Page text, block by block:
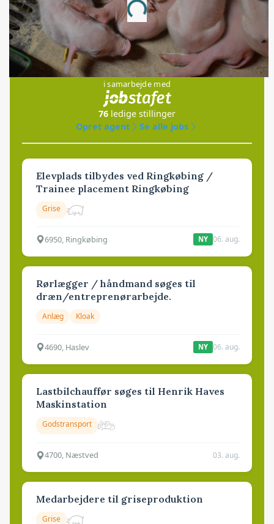
Loading...
Jobs
i samarbejde med
76 ledige stillinger
Opret agent
Se alle jobs
Elevplads tilbydes ved Ringkøbing /
Trainee placement Ringkøbing
Grise
6950, Ringkøbing NY 06. aug.
Rørlægger / håndmand søges til
dræn/entreprenørarbejde.
Anlæg Kloak
4690, Haslev NY 06. aug.
Lastbilchauffør søges til Henrik Haves
Maskinstation
Godstransport
4700, Næstved 03. aug.
Medarbejdere til griseproduktion
Grise